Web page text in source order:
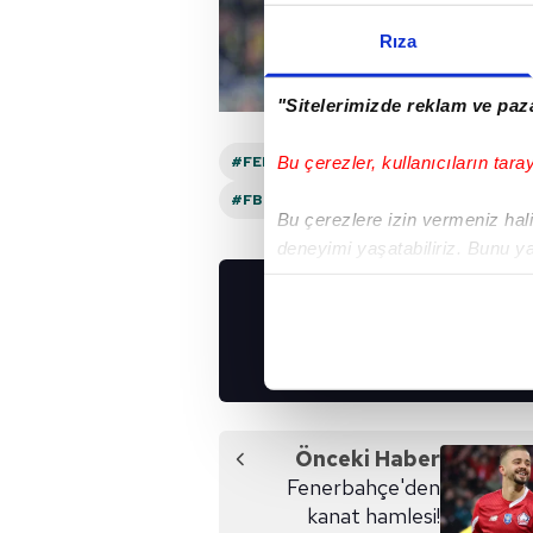
Rıza
"Sitelerimizde reklam ve
Bu çerezler, kullanıcıların
Bu çerezlere izin vermeniz
deneyimi yaşatabiliriz. Bunu
Her halükârda, kullanıcılar,
çerezler vasıtasıyla çeşitli
amacıyla kullanılmaktadır.
reklam/pazarlama
#FENERBAHÇE SPOR KULÜBÜ
#FB SPOR HABERI
Önceki Haber
Fenerbahçe'den
kanat hamlesi!